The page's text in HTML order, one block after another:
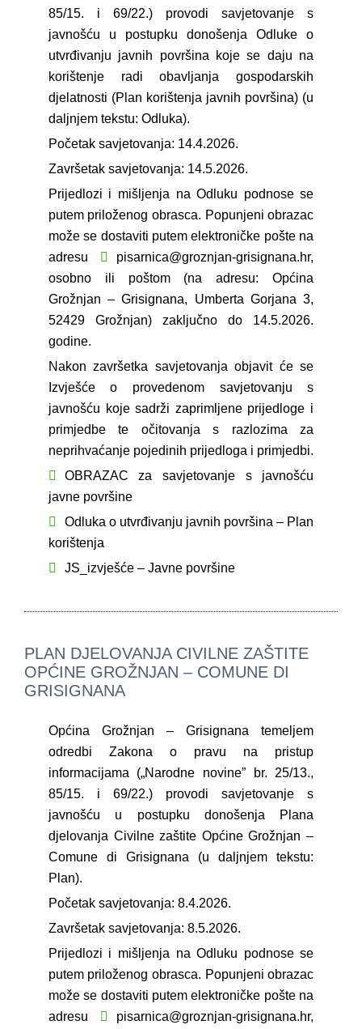
KONTAKT
85/15. i 69/22.) provodi savjetovanje s
javnošću u postupku donošenja Odluke o
utvrđivanju javnih površina koje se daju na
korištenje radi obavljanja gospodarskih
djelatnosti (Plan korištenja javnih površina) (u
daljnjem tekstu: Odluka).
Početak savjetovanja: 14.4.2026.
Završetak savjetovanja: 14.5.2026.
Prijedlozi i mišljenja na Odluku podnose se
putem priloženog obrasca. Popunjeni obrazac
može se dostaviti putem elektroničke pošte na
adresu
pisarnica@groznjan-grisignana.hr,
osobno ili poštom (na adresu: Općina
Grožnjan – Grisignana, Umberta Gorjana 3,
52429 Grožnjan) zaključno do 14.5.2026.
godine.
Nakon završetka savjetovanja objavit će se
Izvješće o provedenom savjetovanju s
javnošću koje sadrži zaprimljene prijedloge i
primjedbe te očitovanja s razlozima za
neprihvaćanje pojedinih prijedloga i primjedbi.
OBRAZAC za savjetovanje s javnošću
javne površine
Odluka o utvrđivanju javnih površina – Plan
korištenja
JS_izvješće – Javne površine
PLAN DJELOVANJA CIVILNE ZAŠTITE
OPĆINE GROŽNJAN – COMUNE DI
GRISIGNANA
Općina Grožnjan – Grisignana temeljem
odredbi Zakona o pravu na pristup
informacijama („Narodne novine” br. 25/13.,
85/15. i 69/22.) provodi savjetovanje s
javnošću u postupku donošenja Plana
djelovanja Civilne zaštite Općine Grožnjan –
Comune di Grisignana (u daljnjem tekstu:
Plan).
Početak savjetovanja: 8.4.2026.
Završetak savjetovanja: 8.5.2026.
Prijedlozi i mišljenja na Odluku podnose se
putem priloženog obrasca. Popunjeni obrazac
može se dostaviti putem elektroničke pošte na
adresu
pisarnica@groznjan-grisignana.hr,